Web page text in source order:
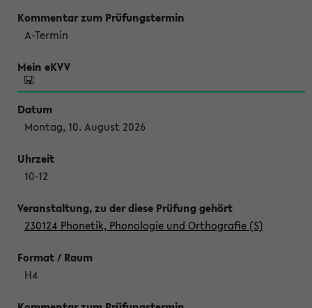
A-Termin
Montag, 10. August 2026
10-12
230124 Phonetik, Phonologie und Orthografie (S)
H4